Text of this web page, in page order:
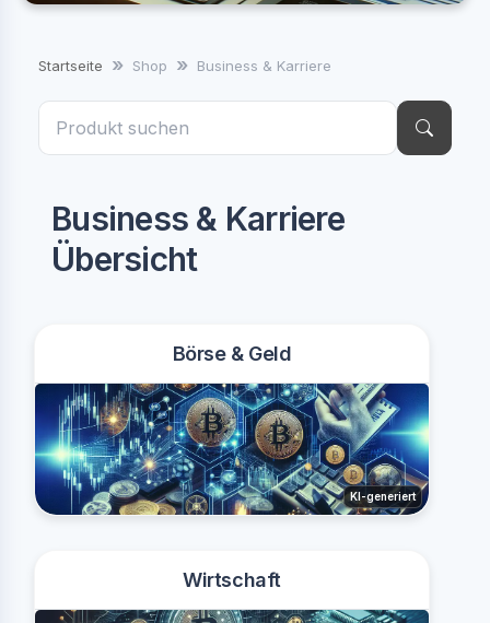
Startseite Shop Business & Karriere
Business & Karriere
Übersicht
Börse & Geld
KI-generiert
Wirtschaft